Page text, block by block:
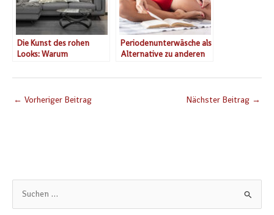
Die Kunst des rohen
Looks: Warum
edel wirkt
Periodenunterwäsche als
Alternative zu anderen
← Vorheriger Beitrag Nächster Beitrag →